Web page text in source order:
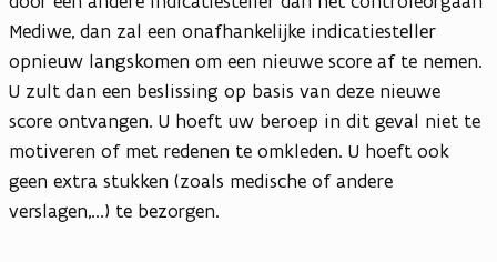
Mediwe, dan zal een onafhankelijke indicatiesteller
opnieuw langskomen om een nieuwe score af te nemen.
U zult dan een beslissing op basis van deze nieuwe
score ontvangen. U hoeft uw beroep in dit geval niet te
motiveren of met redenen te omkleden. U hoeft ook
geen extra stukken (zoals medische of andere
verslagen,...) te bezorgen.